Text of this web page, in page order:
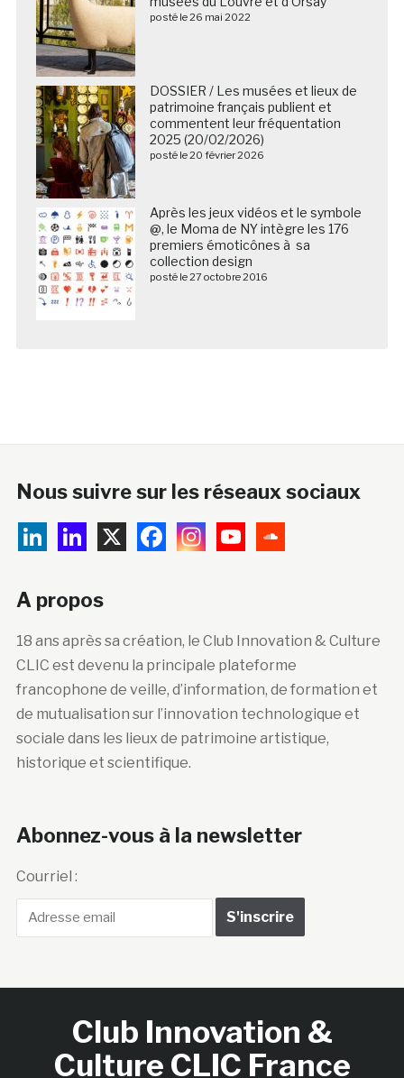
posté le 26 mai 2022
DOSSIER / Les musées et lieux de
patrimoine français publient et
commentent leur fréquentation
2025 (20/02/2026)
posté le 20 février 2026
Après les jeux vidéos et le symbole
@, le Moma de NY intègre les 176
premiers émoticônes à sa
collection design
posté le 27 octobre 2016
Nous suivre sur les réseaux sociaux
A propos
18 ans après sa création, le Club Innovation & Culture
CLIC est devenu la principale plateforme
francophone de veille, d’information, de formation et
de mutualisation sur l’innovation technologique et
sociale dans les lieux de patrimoine artistique,
historique et scientifique.
Abonnez-vous à la newsletter
Courriel :
Club Innovation &
Culture CLIC France